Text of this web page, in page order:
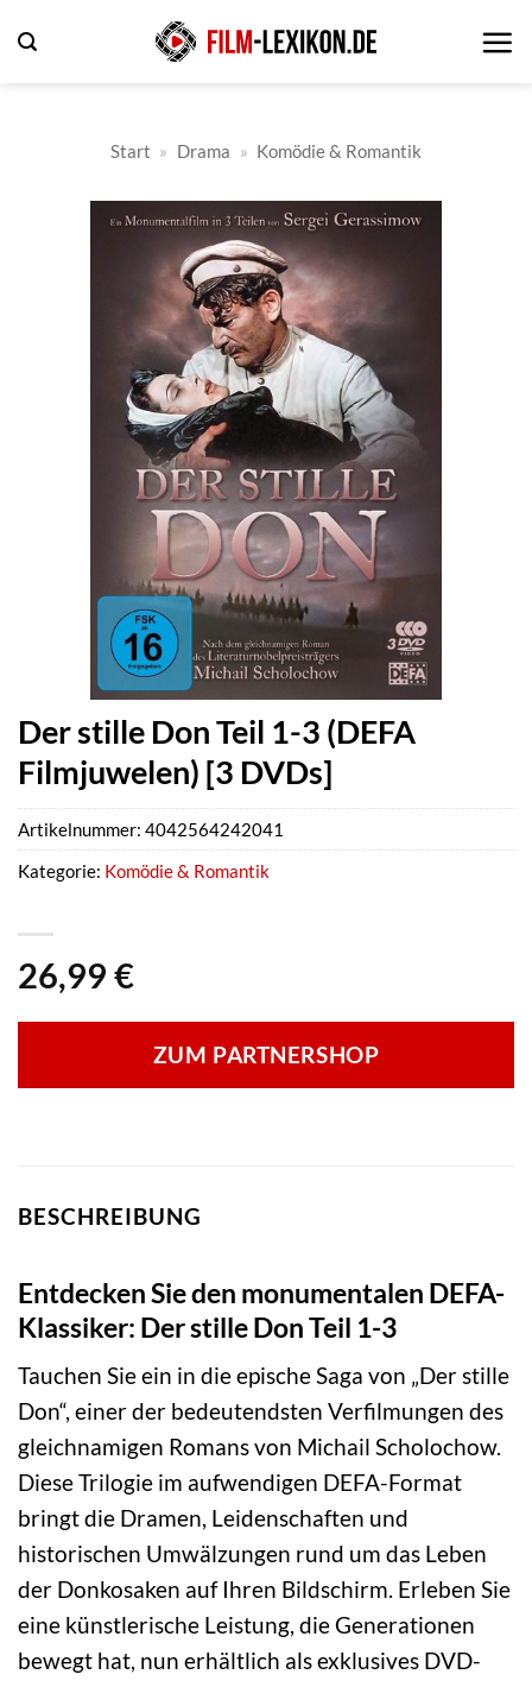
Inhalt
Start » Drama » Komödie & Romantik
Der stille Don Teil 1-3 (DEFA
Filmjuwelen) [3 DVDs]
26,99 €
ZUM PARTNERSHOP
Artikelnummer: 4042564242041
Kategorie: Komödie & Romantik
BESCHREIBUNG
Entdecken Sie den monumentalen DEFA-
Klassiker: Der stille Don Teil 1-3
Tauchen Sie ein in die epische Saga von „Der stille
Don“, einer der bedeutendsten Verfilmungen des
gleichnamigen Romans von Michail Scholochow.
Diese Trilogie im aufwendigen DEFA-Format
bringt die Dramen, Leidenschaften und
historischen Umwälzungen rund um das Leben
der Donkosaken auf Ihren Bildschirm. Erleben Sie
eine künstlerische Leistung, die Generationen
bewegt hat, nun erhältlich als exklusives DVD-